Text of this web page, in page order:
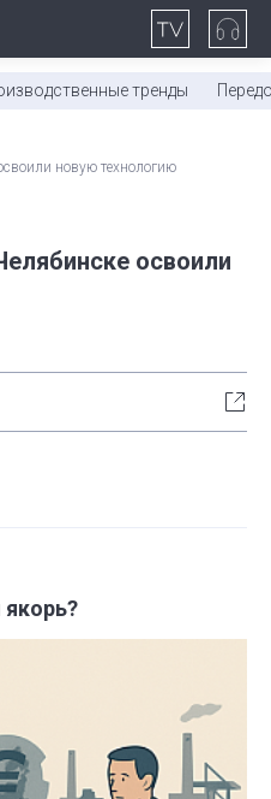
тренды
новую технологию
освоили
якорь?